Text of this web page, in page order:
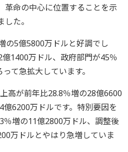
革命の中心に位置することを示
た。
の5億5800万ドルと好調でし
1400万ドル、政府部門が45％
て急拡大しています。
高が前年比28.8％増の28億6600
6200万ドルです。特別要因を
％増の11億2800万ドル、調整後
万ドルとやはり急増していま